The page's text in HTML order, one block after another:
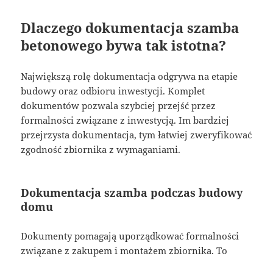
Dlaczego dokumentacja szamba
betonowego bywa tak istotna?
Największą rolę dokumentacja odgrywa na etapie
budowy oraz odbioru inwestycji. Komplet
dokumentów pozwala szybciej przejść przez
formalności związane z inwestycją. Im bardziej
przejrzysta dokumentacja, tym łatwiej zweryfikować
zgodność zbiornika z wymaganiami.
Dokumentacja szamba podczas budowy
domu
Dokumenty pomagają uporządkować formalności
związane z zakupem i montażem zbiornika. To